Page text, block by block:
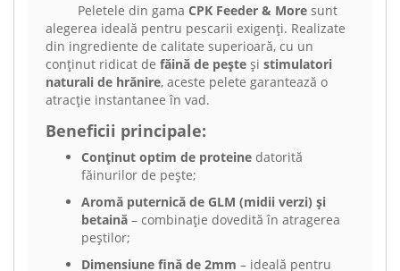
Peletele din gama CPK Feeder & More sunt
alegerea ideală pentru pescarii exigenți. Realizate
din ingrediente de calitate superioară, cu un
conținut ridicat de făină de pește și stimulatori
naturali de hrănire, aceste pelete garantează o
atracție instantanee în vad.
Beneficii principale:
Conținut optim de proteine datorită
făinurilor de pește;
Aromă puternică de GLM (midii verzi) și
betaină – combinație dovedită în atragerea
peștilor;
Dimensiune fină de 2mm – ideală pentru